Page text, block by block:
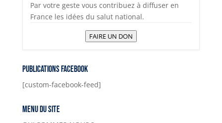
Par votre geste vous contribuez à diffuser en
France les idées du salut national.
FAIRE UN DON
Publications Facebook
[custom-facebook-feed]
Menu du site